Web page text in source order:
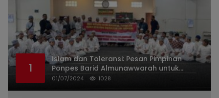
1
Islam dan Toleransi: Pesan Pimpinan
Ponpes Barid Almunawwarah untuk
Indonesia
01/07/2024 1028